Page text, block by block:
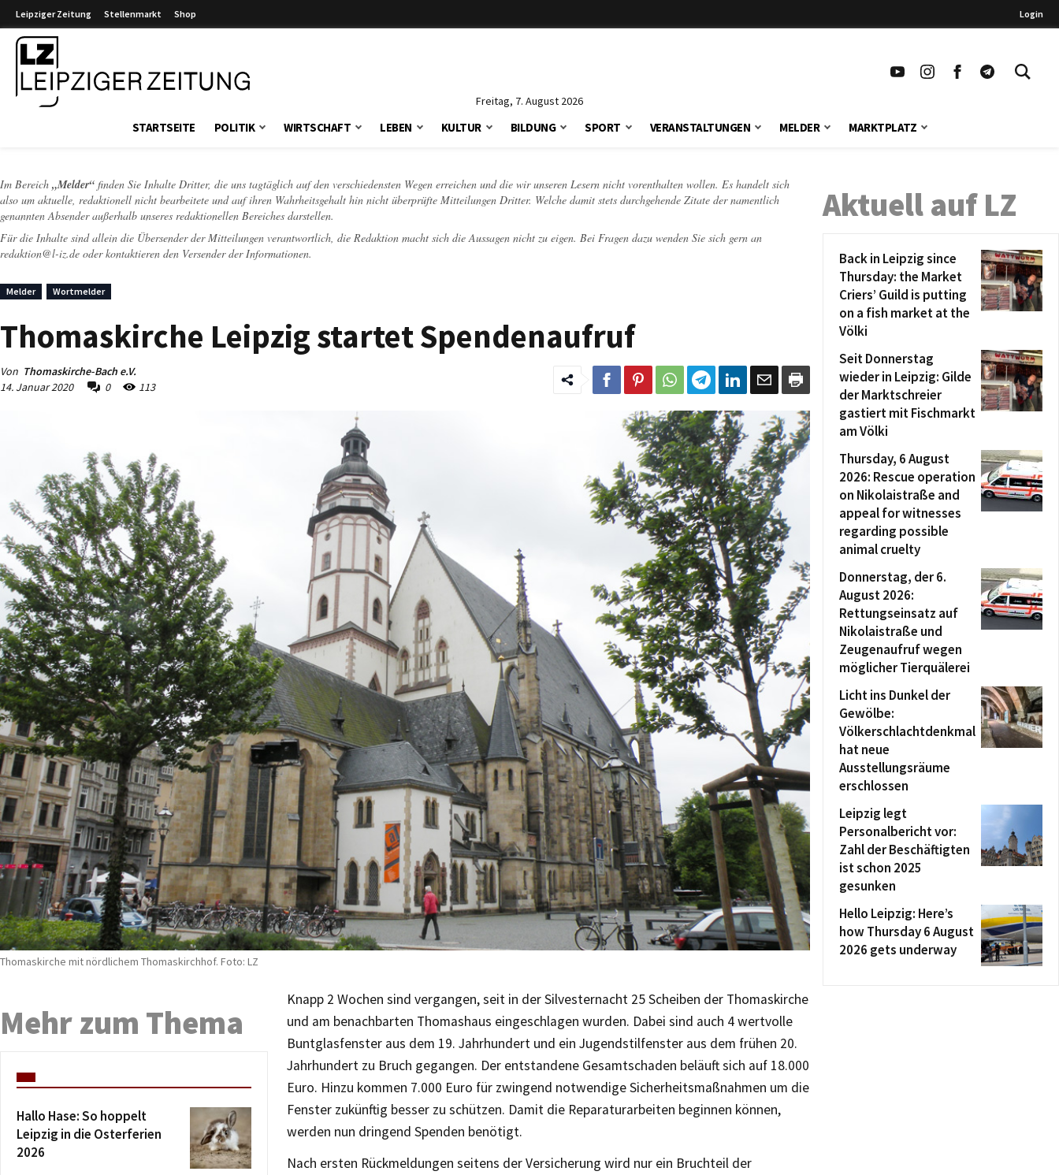
Leipziger Zeitung Stellenmarkt Shop Login
Freitag, 7. August 2026
STARTSEITE POLITIK WIRTSCHAFT LEBEN KULTUR BILDUNG SPORT VERANSTALTUNGEN MELDER MARKTPLATZ
Im Bereich „Melder“ finden Sie Inhalte Dritter, die uns tagtäglich auf den verschiedensten Wegen erreichen und die wir unseren Lesern nicht vorenthalten wollen. Es handelt sich
also um aktuelle, redaktionell nicht bearbeitete und auf ihren Wahrheitsgehalt hin nicht überprüfte Mitteilungen Dritter. Welche damit stets durchgehende Zitate der namentlich
genannten Absender außerhalb unseres redaktionellen Bereiches darstellen.
Für die Inhalte sind allein die Übersender der Mitteilungen verantwortlich, die Redaktion macht sich die Aussagen nicht zu eigen. Bei Fragen dazu wenden Sie sich gern an
redaktion@l-iz.de oder kontaktieren den Versender der Informationen.
Melder Wortmelder
Thomaskirche Leipzig startet Spendenaufruf
Von Thomaskirche-Bach e.V.
14. Januar 2020
0 113
Thomaskirche mit nördlichem Thomaskirchhof. Foto: LZ
Knapp 2 Wochen sind vergangen, seit in der Silvesternacht 25 Scheiben der Thomaskirche
und am benachbarten Thomashaus eingeschlagen wurden. Dabei sind auch 4 wertvolle
Buntglasfenster aus dem 19. Jahrhundert und ein Jugendstilfenster aus dem frühen 20.
Jahrhundert zu Bruch gegangen. Der entstandene Gesamtschaden beläuft sich auf 18.000
Euro. Hinzu kommen 7.000 Euro für zwingend notwendige Sicherheitsmaßnahmen um die
Fenster zukünftig besser zu schützen. Damit die Reparaturarbeiten beginnen können,
werden nun dringend Spenden benötigt.
Nach ersten Rückmeldungen seitens der Versicherung wird nur ein Bruchteil der
Mehr zum Thema
Hallo Hase: So hoppelt
Leipzig in die Osterferien
2026
Aktuell auf LZ
Back in Leipzig since
Thursday: the Market
Criers’ Guild is putting
on a fish market at the
Völki
Seit Donnerstag
wieder in Leipzig: Gilde
der Marktschreier
gastiert mit Fischmarkt
am Völki
Thursday, 6 August
2026: Rescue operation
on Nikolaistraße and
appeal for witnesses
regarding possible
animal cruelty
Donnerstag, der 6.
August 2026:
Rettungseinsatz auf
Nikolaistraße und
Zeugenaufruf wegen
möglicher Tierquälerei
Licht ins Dunkel der
Gewölbe:
Völkerschlachtdenkmal
hat neue
Ausstellungsräume
erschlossen
Leipzig legt
Personalbericht vor:
Zahl der Beschäftigten
ist schon 2025
gesunken
Hello Leipzig: Here’s
how Thursday 6 August
2026 gets underway